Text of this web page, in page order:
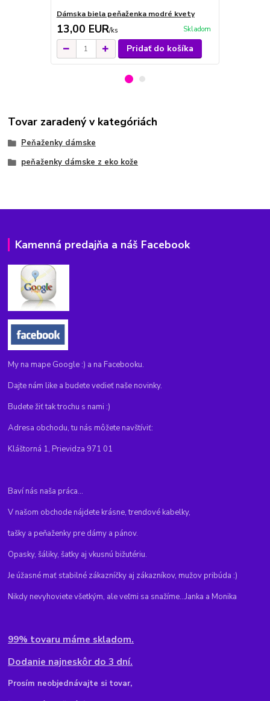
Dámska biela peňaženka modré kvety
13,00 EUR/ks Skladom
Pridať do košíka
Tovar zaradený v kategóriách
Peňaženky dámske
peňaženky dámske z eko kože
Kamenná predajňa a náš Facebook
My na mape Google :) a na Facebooku.
Dajte nám like a budete vedieť naše novinky.
Budete žiť tak trochu s nami :)
Adresa obchodu, tu nás môžete navštíviť:
Kláštorná 1, Prievidza 971 01
Baví nás naša práca...
V našom obchode nájdete krásne, trendové kabelky,
tašky a peňaženky pre dámy a pánov.
Opasky, šáliky, šatky aj vkusnú bižutériu.
Je úžasné mať stabilné zákazníčky aj zákazníkov, mužov pribúda :)
Nikdy nevyhoviete všetkým, ale veľmi sa snažíme...Janka a Monika
99% tovaru máme skladom.
Dodanie najneskôr do 3 dní.
Prosím neobjednávajte si tovar,